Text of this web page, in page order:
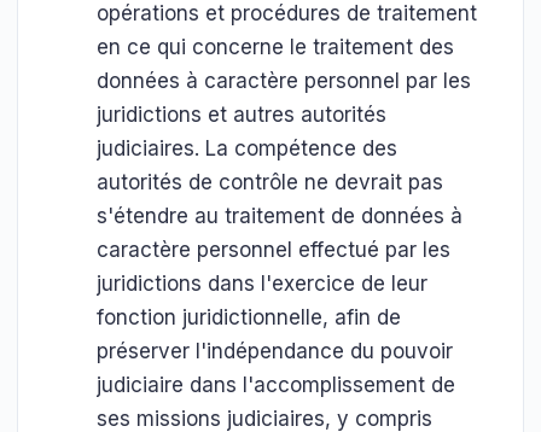
opérations et procédures de traitement
en ce qui concerne le traitement des
données à caractère personnel par les
juridictions et autres autorités
judiciaires. La compétence des
autorités de contrôle ne devrait pas
s'étendre au traitement de données à
caractère personnel effectué par les
juridictions dans l'exercice de leur
fonction juridictionnelle, afin de
préserver l'indépendance du pouvoir
judiciaire dans l'accomplissement de
ses missions judiciaires, y compris